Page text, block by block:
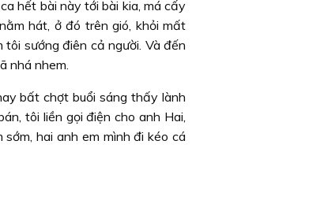
hết bài này tới bài kia, má cấy
hát, ở đó trên gió, khỏi mất
tôi sướng điên cả người. Và đến
nhá nhem.
bất chợt buổi sáng thấy lành
tôi liền gọi điện cho anh Hai,
hai anh em mình đi kéo cá